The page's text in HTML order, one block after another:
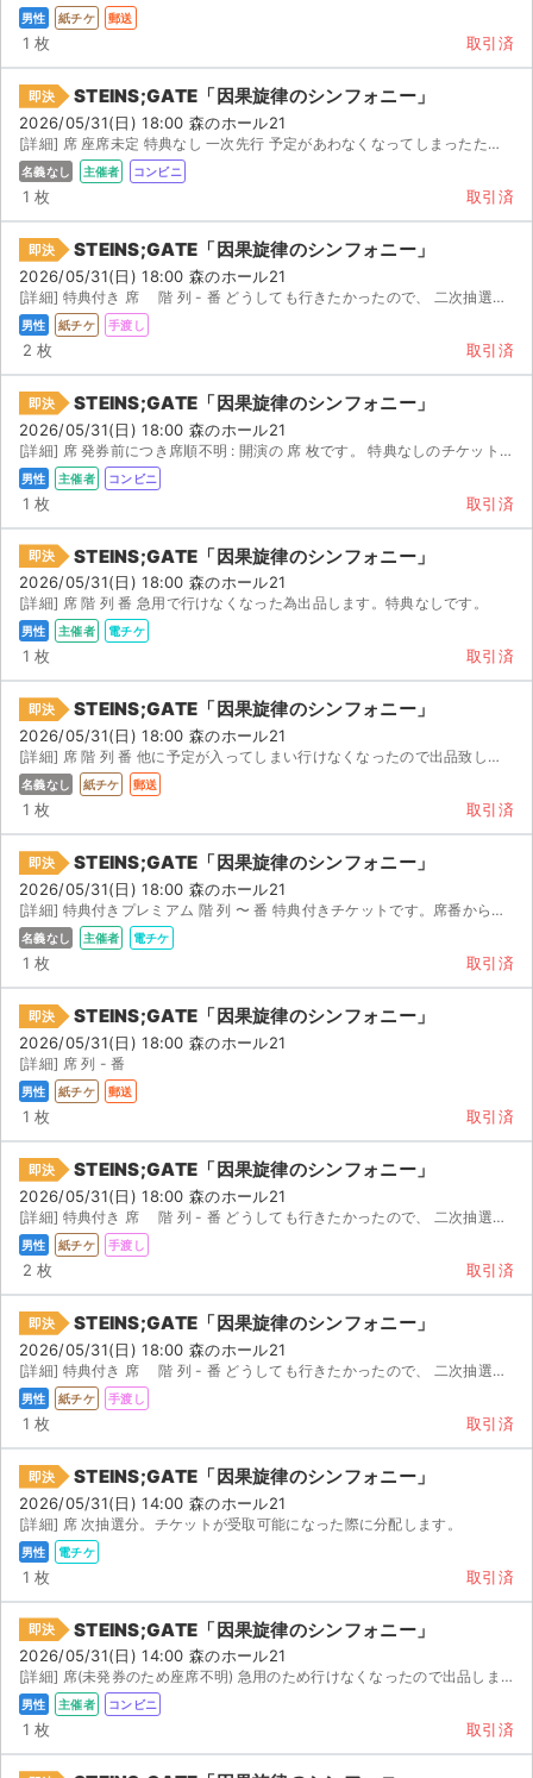
男性 紙チケ 郵送
1 枚 取引済
即決 STEINS;GATE「因果旋律のシンフォニー」
2026/05/31(日) 18:00 森のホール21
[詳細] 席 座席未定 特典なし 一次先行 予定があわなくなってしまったため出品させていただきます。 ...
名義なし 主催者 コンビニ
1 枚 取引済
即決 STEINS;GATE「因果旋律のシンフォニー」
2026/05/31(日) 18:00 森のホール21
[詳細] 特典付き 席 階 列 - 番 どうしても行きたかったので、 二次抽選で複数のプレイガイド...
男性 紙チケ 手渡し
2 枚 取引済
即決 STEINS;GATE「因果旋律のシンフォニー」
2026/05/31(日) 18:00 森のホール21
[詳細] 席 発券前につき席順不明 : 開演の 席 枚です。 特典なしのチケットとなりますの...
男性 主催者 コンビニ
1 枚 取引済
即決 STEINS;GATE「因果旋律のシンフォニー」
2026/05/31(日) 18:00 森のホール21
[詳細] 席 階 列 番 急用で行けなくなった為出品します。特典なしです。
男性 主催者 電チケ
1 枚 取引済
即決 STEINS;GATE「因果旋律のシンフォニー」
2026/05/31(日) 18:00 森のホール21
[詳細] 席 階 列 番 他に予定が入ってしまい行けなくなったので出品致します。
名義なし 紙チケ 郵送
1 枚 取引済
即決 STEINS;GATE「因果旋律のシンフォニー」
2026/05/31(日) 18:00 森のホール21
[詳細] 特典付きプレミアム 階 列 〜 番 特典付きチケットです。席番からおそらく、前の方の真...
名義なし 主催者 電チケ
1 枚 取引済
即決 STEINS;GATE「因果旋律のシンフォニー」
2026/05/31(日) 18:00 森のホール21
[詳細] 席 列 - 番
男性 紙チケ 郵送
1 枚 取引済
即決 STEINS;GATE「因果旋律のシンフォニー」
2026/05/31(日) 18:00 森のホール21
[詳細] 特典付き 席 階 列 - 番 どうしても行きたかったので、 二次抽選で複数のプレイガイド...
男性 紙チケ 手渡し
2 枚 取引済
即決 STEINS;GATE「因果旋律のシンフォニー」
2026/05/31(日) 18:00 森のホール21
[詳細] 特典付き 席 階 列 - 番 どうしても行きたかったので、 二次抽選で複数のプレイガイ...
男性 紙チケ 手渡し
1 枚 取引済
即決 STEINS;GATE「因果旋律のシンフォニー」
2026/05/31(日) 14:00 森のホール21
[詳細] 席 次抽選分。チケットが受取可能になった際に分配します。
男性 電チケ
1 枚 取引済
即決 STEINS;GATE「因果旋律のシンフォニー」
2026/05/31(日) 14:00 森のホール21
[詳細] 席(未発券のため座席不明) 急用のため行けなくなったので出品します。 席、紙チケットです...
男性 主催者 コンビニ
1 枚 取引済